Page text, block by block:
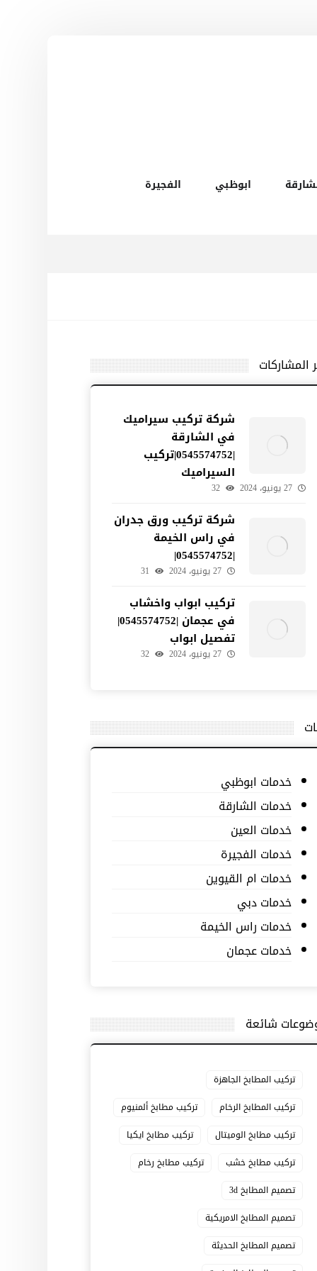
ابوظبي الفجيرة
المشاركات
شركة تركيب سيراميك
في الشارقة
|0545574752|تركيب
السيراميك
27 يونيو، 2024 32
شركة تركيب ورق جدران
في راس الخيمة
|0545574752|
27 يونيو، 2024 31
تركيب ابواب واخشاب
في عجمان |0545574752|
تفصيل ابواب
27 يونيو، 2024 32
خدمات ابوظبي
خدمات الشارقة
خدمات العين
خدمات الفجيرة
خدمات ام القيوين
خدمات دبي
خدمات راس الخيمة
خدمات عجمان
شائعة
تركيب المطابخ الجاهزة
تركيب المطابخ الرخام
تركيب مطابخ ألمنيوم
تركيب مطابخ الوميتال
تركيب مطابخ ايكيا
تركيب مطابخ خشب
تركيب مطابخ رخام
تصميم المطابخ 3d
تصميم المطابخ الامريكية
تصميم المطابخ الحديثة